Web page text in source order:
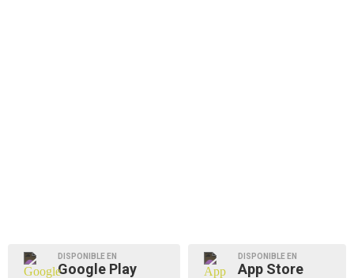
DISPONIBLE EN
Google Play
DISPONIBLE EN
App Store